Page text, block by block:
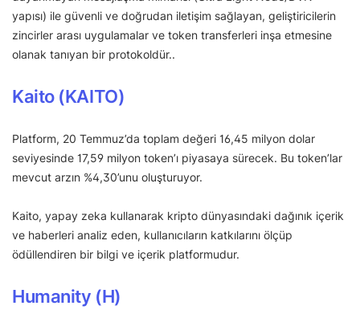
yapısı) ile güvenli ve doğrudan iletişim sağlayan, geliştiricilerin
zincirler arası uygulamalar ve token transferleri inşa etmesine
olanak tanıyan bir protokoldür..
Kaito (KAITO)
Platform, 20 Temmuz’da toplam değeri 16,45 milyon dolar
seviyesinde 17,59 milyon token’ı piyasaya sürecek. Bu token’lar
mevcut arzın %4,30’unu oluşturuyor.
Kaito, yapay zeka kullanarak kripto dünyasındaki dağınık içerik
ve haberleri analiz eden, kullanıcıların katkılarını ölçüp
ödüllendiren bir bilgi ve içerik platformudur.
Humanity (H)